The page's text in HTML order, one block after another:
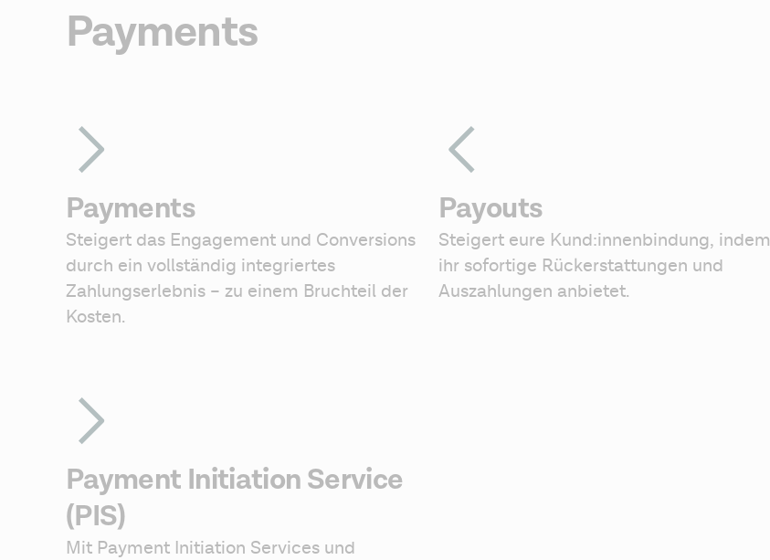
Payments
Payments
Steigert das Engagement und Conversions
durch ein vollständig integriertes
Zahlungserlebnis – zu einem Bruchteil der
Kosten.
Payouts
Steigert eure Kund:innenbindung, indem
ihr sofortige Rückerstattungen und
Auszahlungen anbietet.
Payment Initiation Service
(PIS)
Mit Payment Initiation Services und